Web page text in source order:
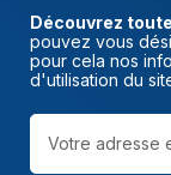
Découvrez
pouvez vous
pour cela nos
d'utilisation du